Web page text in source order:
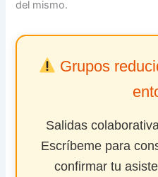
del mismo.
Grupos
Salidas
Escríbeme para
confirmar tu